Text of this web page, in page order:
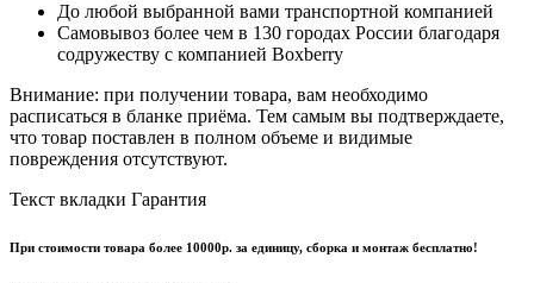
До любой выбранной вами транспортной компанией
Самовывоз более чем в 130 городах России благодаря
содружеству с компанией Boxberry
Внимание: при получении товара, вам необходимо
расписаться в бланке приёма. Тем самым вы подтверждаете,
что товар поставлен в полном объеме и видимые
повреждения отсутствуют.
Текст вкладки Гарантия
При стоимости товара более 10000р. за единицу, сборка и монтаж бесплатно!